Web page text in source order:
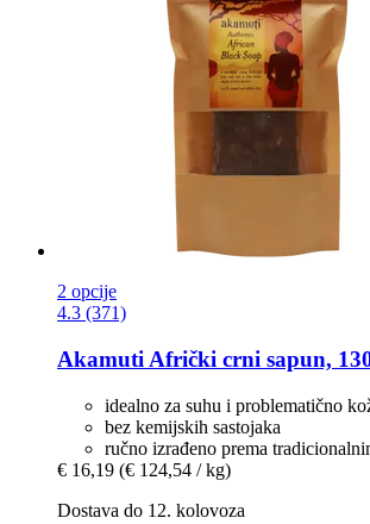
2 opcije
4.3 (371)
Akamuti Afrički crni sapun,
idealno za suhu i problematično
bez kemijskih sastojaka
ručno izrađeno prema
€ 16,19 (€ 124,54 / kg)
Dostava do 12. kolovoza